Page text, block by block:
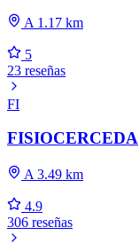
A 1.17 km
5
23 reseñas
FI
FISIOCERCEDA
A 3.49 km
4.9
306 reseñas